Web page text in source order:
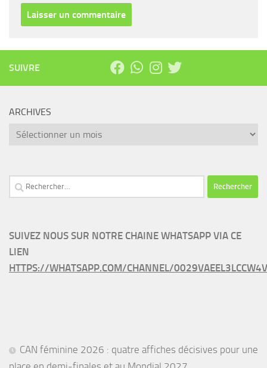
SUIVRE
ARCHIVES
Archives
Rechercher :
SUIVEZ NOUS SUR NOTRE CHAINE WHATSAPP VIA CE
LIEN
HTTPS://WHATSAPP.COM/CHANNEL/
CAN féminine 2026 : quatre affiches décisives pour une